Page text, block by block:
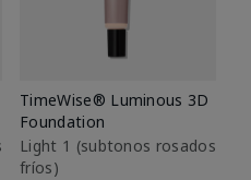
TimeWise® Luminous 3D
Foundation
Light 1​ (subtonos rosados
fríos)